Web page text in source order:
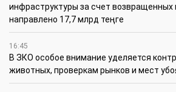
инфраструктуры за счет возвращенных
направлено 17,7 млрд теңге
16:45
В ЗКО особое внимание уделяется
животных, проверкам рынков и мест